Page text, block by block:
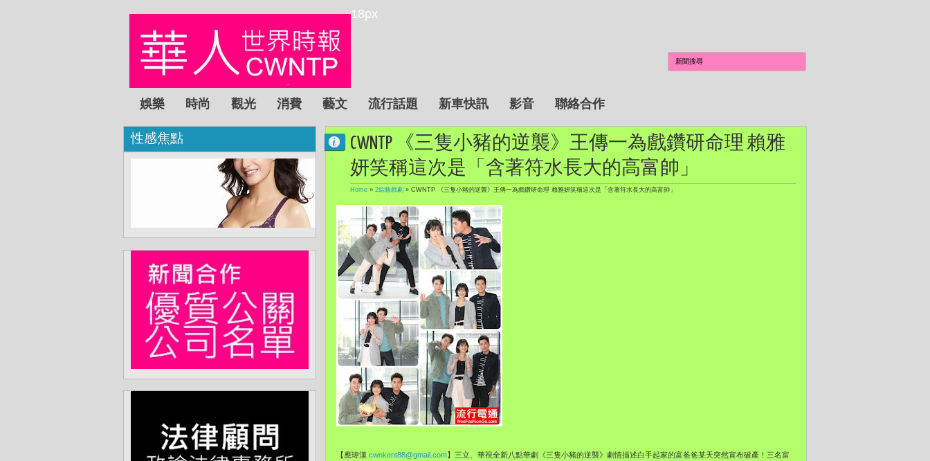
18px
娛樂 時尚 觀光 消費 藝文 流行話題 新車快訊 影音 聯絡合作
CWNTP 《三隻小豬的逆襲》王傳一為戲鑽研命理 賴雅
妍笑稱這次是「含著符水長大的高富帥」
Home » 2綜藝戲劇 » CWNTP 《三隻小豬的逆襲》王傳一為戲鑽研命理 賴雅妍笑稱這次是「含著符水長大的高富帥」
【應瑋漢 cwnkent88@gmail.com】三立、華視全新八點華劇《三隻小豬的逆襲》劇情描述白手起家的富爸爸某天突然宣布破產！三名富
性感焦點